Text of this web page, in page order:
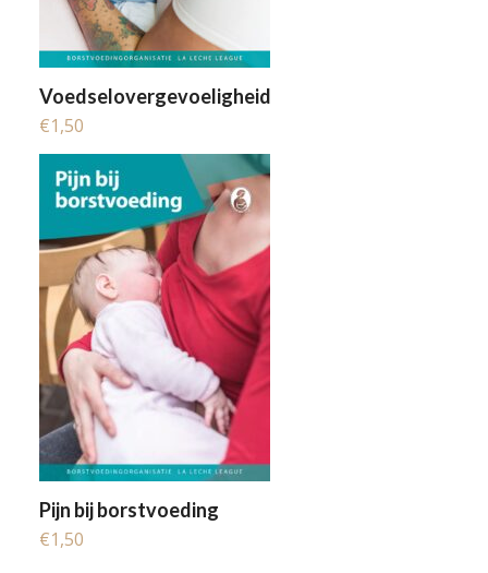
Voedselovergevoeligheid
€1,50
Pijn bij borstvoeding
€1,50